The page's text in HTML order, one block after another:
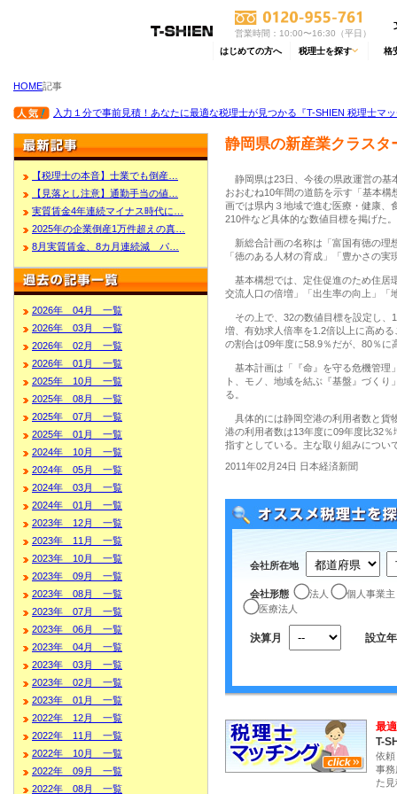
営業時間：10:00〜16:30（平日）
はじめての方へ 税理士を探す 格
HOME記事
入力１分で事前見積！あなたに最適な税理士が見つかる『T-SHIEN 税理士マ
【税理士の本音】士業でも倒産…
【見落とし注意】通勤手当の値…
実質賃金4年連続マイナス時代に…
2025年の企業倒産1万件超えの真…
8月実質賃金、8カ月連続減 パ…
2026年 04月 一覧
2026年 03月 一覧
2026年 02月 一覧
2026年 01月 一覧
2025年 10月 一覧
2025年 08月 一覧
2025年 07月 一覧
2025年 01月 一覧
2024年 10月 一覧
2024年 05月 一覧
2024年 03月 一覧
2024年 01月 一覧
2023年 12月 一覧
2023年 11月 一覧
2023年 10月 一覧
2023年 09月 一覧
2023年 08月 一覧
2023年 07月 一覧
2023年 06月 一覧
2023年 04月 一覧
2023年 03月 一覧
2023年 02月 一覧
2023年 01月 一覧
2022年 12月 一覧
2022年 11月 一覧
2022年 10月 一覧
2022年 09月 一覧
2022年 08月 一覧
静岡県の新産業クラスタ
静岡県は23日、今後の県政運営の基
おおむね10年間の道筋を示す「基本
画では県内３地域で進む医療・健康、
210件など具体的な数値目標を掲げた。
新総合計画の名称は「富国有徳の理
「徳のある人材の育成」「豊かさの
基本構想では、定住促進のため住居
交流人口の倍増」「出生率の向上」「
その上で、32の数値目標を設定し、
増、有効求人倍率を1.2倍以上に高め
の割合は09年度に58.9％だが、80％に
基本計画は「『命』を守る危機管理
ト、モノ、地域を結ぶ『基盤』づく
る。
具体的には静岡空港の利用者数と貨
港の利用者数は13年度に09年度比32
指すとしている。主な取り組みについ
2011年02月24日 日本経済新聞
会社所在地
会社形態 法人
個人事業主
医療法人
決算月 設立年
最適
T-
依頼
事務
た